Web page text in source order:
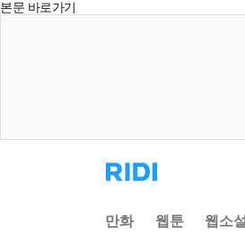
본문 바로가기
리
디
으
로
만화 웹툰 웹소설